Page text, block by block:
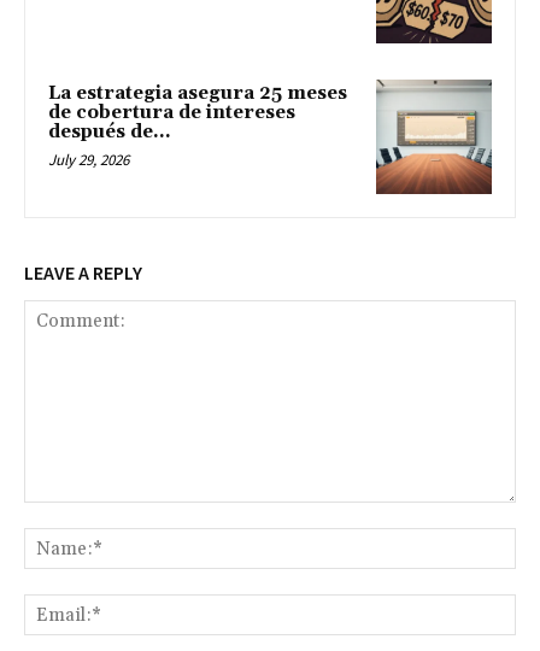
La estrategia asegura 25 meses
de cobertura de intereses
después de...
July 29, 2026
LEAVE A REPLY